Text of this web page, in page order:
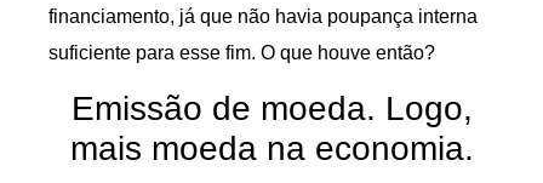
financiamento, já que não havia poupança interna
suficiente para esse fim. O que houve então?
Emissão de moeda. Logo,
mais moeda na economia.